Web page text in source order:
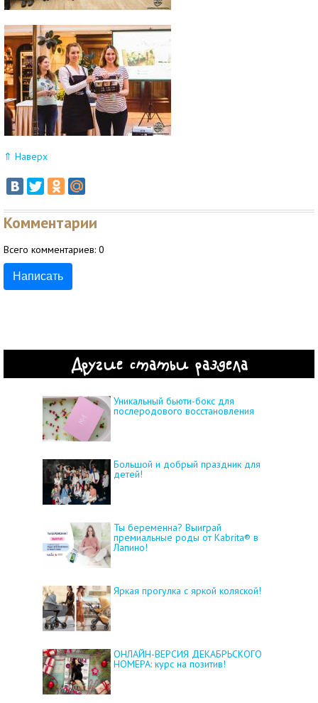
⇑ Наверх
Комментарии
Всего комментариев: 0
Написать
Другие статьи раздела
Уникальный бьюти-бокс для
послеродового восстановления
Большой и добрый праздник для
детей!
Ты беременна? Выиграй
премиальные роды от Kabrita® в
Лапино!
Яркая прогулка с яркой коляской!
ОНЛАЙН-ВЕРСИЯ ДЕКАБРЬСКОГО
НОМЕРА: курс на позитив!